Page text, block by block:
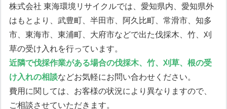
株式会社 東海環境リサイクルでは、愛知県内、愛知県外
はもとより、武豊町、半田市、阿久比町、常滑市、知多
市、東海市、東浦町、大府市などで出た伐採木、竹、刈
草の受け入れを行っています。
近隣で伐採作業がある場合の伐採木、竹、刈草、根の受
け入れの相談などお気軽にお問い合わせください。
費用に関しては、お客様の状況により異なりますので、
ご相談させていただきます。